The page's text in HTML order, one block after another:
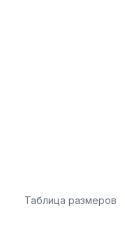
Таблица размеров